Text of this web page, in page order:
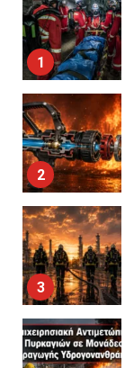
1
2
3